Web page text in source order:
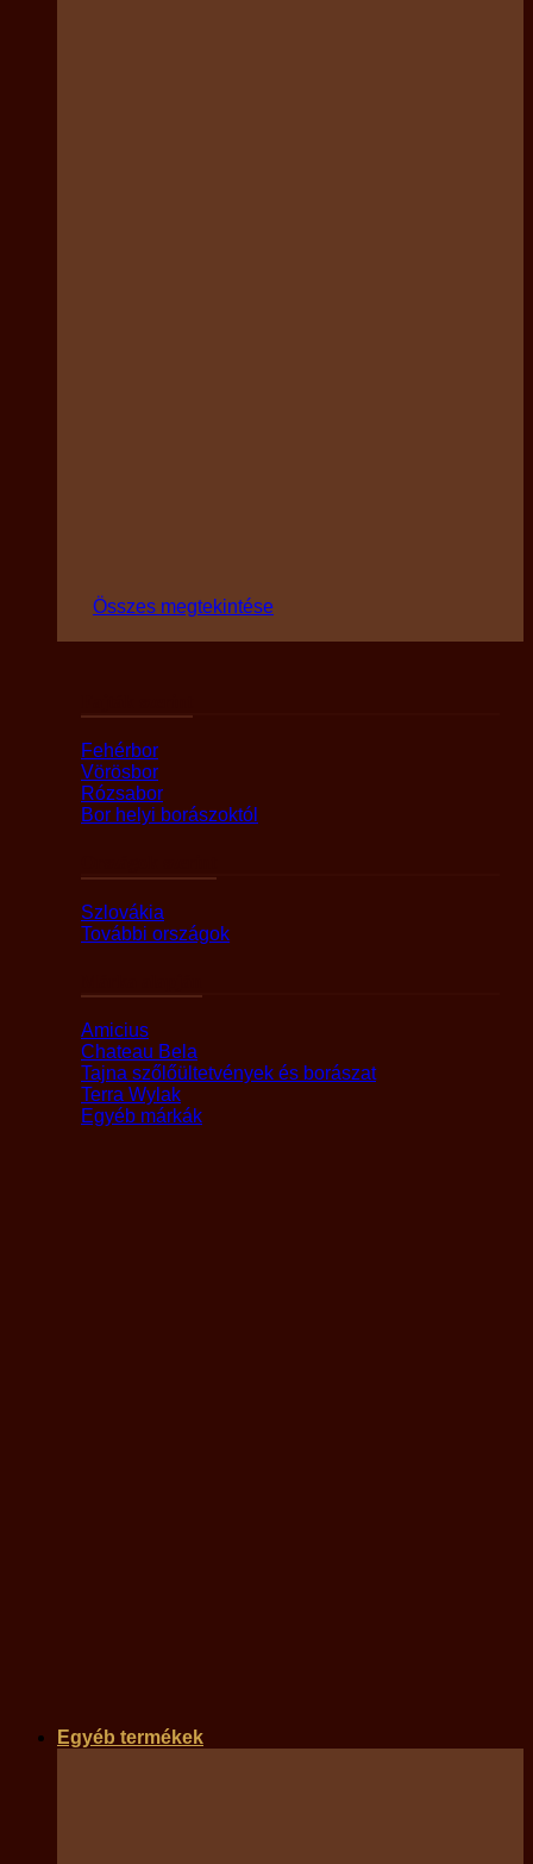
Összes megtekintése
Fehérbor
Vörösbor
Rózsabor
Bor helyi borászoktól
Szlovákia
További országok
Amicius
Chateau Bela
Tajna szőlőültetvények és borászat
Terra Wylak
Egyéb márkák
Egyéb termékek